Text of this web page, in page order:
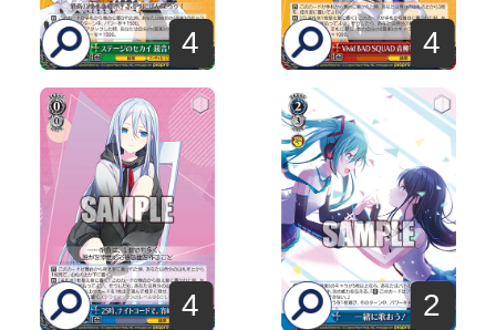
4 4
4 2